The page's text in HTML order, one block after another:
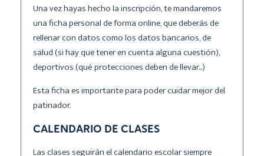
Una vez hayas hecho la inscripción, te mandaremos
una ficha personal de forma online, que deberás de
rellenar con datos como los datos bancarios, de
salud (si hay que tener en cuenta alguna cuestión),
deportivos (qué protecciones deben de llevar...)
Esta ficha es importante para poder cuidar mejor del
patinador.
CALENDARIO DE CLASES
Las clases seguirán el calendario escolar siempre